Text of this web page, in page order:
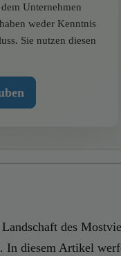
Unternehmen
weder Kenntnis
Sie nutzen diesen
des
In diesem Artikel